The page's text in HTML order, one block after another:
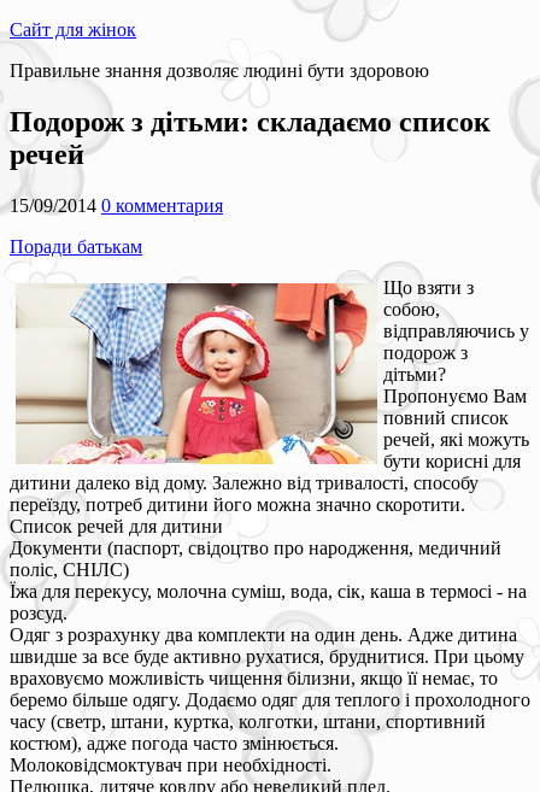
Сайт для жінок
Правильне знання дозволяє людині бути здоровою
Подорож з дітьми: складаємо список
речей
15/09/2014 0 комментария
Поради батькам
Що взяти з
собою,
відправляючись у
подорож з
дітьми?
Пропонуємо Вам
повний список
речей, які можуть
бути корисні для
дитини далеко від дому. Залежно від тривалості, способу
переїзду, потреб дитини його можна значно скоротити.
Список речей для дитини
Документи (паспорт, свідоцтво про народження, медичний
поліс, СНІЛС)
Їжа для перекусу, молочна суміш, вода, сік, каша в термосі - на
розсуд.
Одяг з розрахунку два комплекти на один день. Адже дитина
швидше за все буде активно рухатися, бруднитися. При цьому
враховуємо можливість чищення білизни, якщо її немає, то
беремо більше одягу. Додаємо одяг для теплого і прохолодного
часу (светр, штани, куртка, колготки, штани, спортивний
костюм), адже погода часто змінюється.
Молоковідсмоктувач при необхідності.
Пелюшка, дитяче ковдру або невеликий плед.